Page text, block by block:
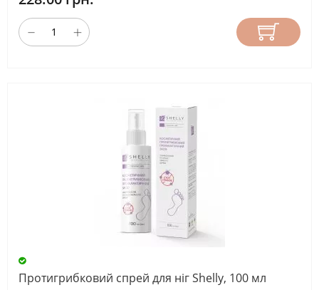
Протигрибковий спрей для ніг Shelly, 100 мл